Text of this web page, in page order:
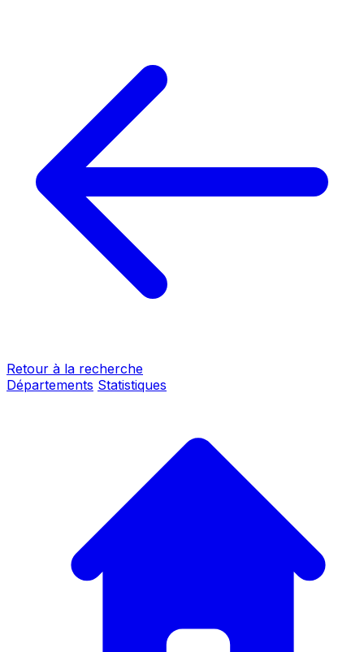
Retour à la recherche
Départements Statistiques